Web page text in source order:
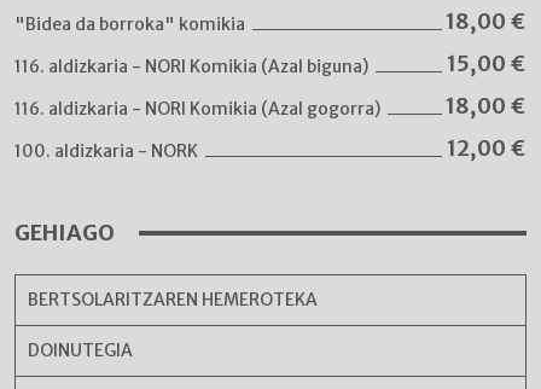
"Bidea da borroka" komikia 18,00 €
116. aldizkaria - NORI Komikia (Azal biguna) 15,00 €
116. aldizkaria - NORI Komikia (Azal gogorra) 18,00 €
100. aldizkaria - NORK 12,00 €
GEHIAGO
BERTSOLARITZAREN HEMEROTEKA
DOINUTEGIA